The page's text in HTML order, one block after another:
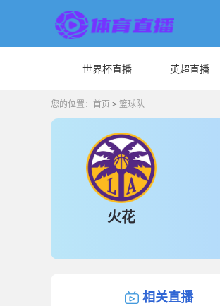
世界杯直播 英超直播
您的位置： 首页 > 篮球队
火花
相关直播